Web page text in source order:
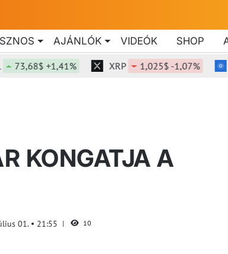
AJÁNLÓK VIDEÓK SHOP
+1,41% XRP 1,025$ -1,07% ADA
KONGATJA A
01. 21:55 10